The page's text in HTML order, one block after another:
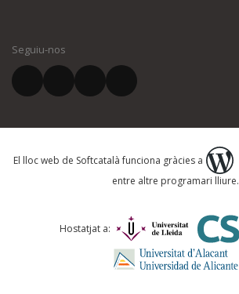
El vostre correu electrònic *
Què proposeu?
Comentari *
Seguiu-nos
El lloc web de Softcatalà funciona gràcies a
entre altre programari lliure.
Hostatjat a: